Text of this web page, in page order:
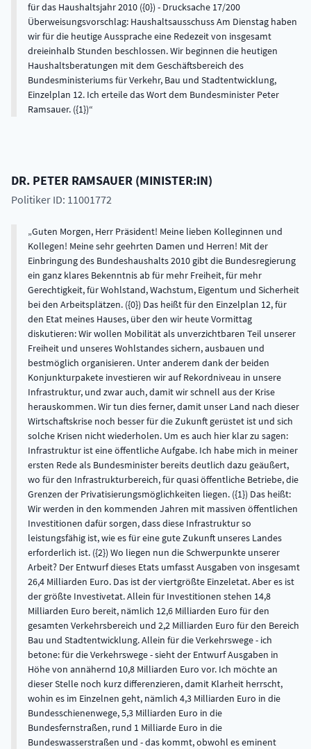
für das Haushaltsjahr 2010 ({0}) - Drucksache 17/200
Überweisungsvorschlag: Haushaltsausschuss Am Dienstag haben
wir für die heutige Aussprache eine Redezeit von insgesamt
dreieinhalb Stunden beschlossen. Wir beginnen die heutigen
Haushaltsberatungen mit dem Geschäftsbereich des
Bundesministeriums für Verkehr, Bau und Stadtentwicklung,
Einzelplan 12. Ich erteile das Wort dem Bundesminister Peter
Ramsauer. ({1})
DR. PETER RAMSAUER (MINISTER:IN)
Politiker ID: 11001772
Guten Morgen, Herr Präsident! Meine lieben Kolleginnen und
Kollegen! Meine sehr geehrten Damen und Herren! Mit der
Einbringung des Bundeshaushalts 2010 gibt die Bundesregierung
ein ganz klares Bekenntnis ab für mehr Freiheit, für mehr
Gerechtigkeit, für Wohlstand, Wachstum, Eigentum und Sicherheit
bei den Arbeitsplätzen. ({0}) Das heißt für den Einzelplan 12, für
den Etat meines Hauses, über den wir heute Vormittag
diskutieren: Wir wollen Mobilität als unverzichtbaren Teil unserer
Freiheit und unseres Wohlstandes sichern, ausbauen und
bestmöglich organisieren. Unter anderem dank der beiden
Konjunkturpakete investieren wir auf Rekordniveau in unsere
Infrastruktur, und zwar auch, damit wir schnell aus der Krise
herauskommen. Wir tun dies ferner, damit unser Land nach dieser
Wirtschaftskrise noch besser für die Zukunft gerüstet ist und sich
solche Krisen nicht wiederholen. Um es auch hier klar zu sagen:
Infrastruktur ist eine öffentliche Aufgabe. Ich habe mich in meiner
ersten Rede als Bundesminister bereits deutlich dazu geäußert,
wo für den Infrastrukturbereich, für quasi öffentliche Betriebe, die
Grenzen der Privatisierungsmöglichkeiten liegen. ({1}) Das heißt:
Wir werden in den kommenden Jahren mit massiven öffentlichen
Investitionen dafür sorgen, dass diese Infrastruktur so
leistungsfähig ist, wie es für eine gute Zukunft unseres Landes
erforderlich ist. ({2}) Wo liegen nun die Schwerpunkte unserer
Arbeit? Der Entwurf dieses Etats umfasst Ausgaben von insgesamt
26,4 Milliarden Euro. Das ist der viertgrößte Einzeletat. Aber es ist
der größte Investivetat. Allein für Investitionen stehen 14,8
Milliarden Euro bereit, nämlich 12,6 Milliarden Euro für den
gesamten Verkehrsbereich und 2,2 Milliarden Euro für den Bereich
Bau und Stadtentwicklung. Allein für die Verkehrswege - ich
betone: für die Verkehrswege - sieht der Entwurf Ausgaben in
Höhe von annähernd 10,8 Milliarden Euro vor. Ich möchte an
dieser Stelle noch kurz differenzieren, damit Klarheit herrscht,
wohin es im Einzelnen geht, nämlich 4,3 Milliarden Euro in die
Bundesschienenwege, 5,3 Milliarden Euro in die
Bundesfernstraßen, rund 1 Milliarde Euro in die
Bundeswasserstraßen und - das kommt, obwohl es eminent